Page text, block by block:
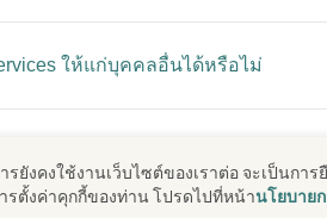
ให้แก่บุคคลอื่นได้หรือไม่
ยังคงใช้งานเว็บไซต์ของเราต่อ จะเป็นการ
รตั้งค่าคุกกี้ของท่าน โปรดไปที่หน้านโยบาย